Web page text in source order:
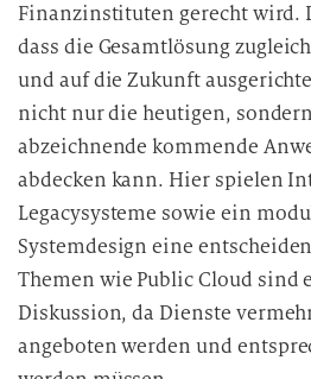
Finanzinstituten gerecht wird.
dass die Gesamtlösung
und auf die Zukunft
nicht nur die heutigen,
abzeichnende kommende
abdecken kann. Hier spielen
Legacysysteme sowie ein
Systemdesign eine
Themen wie Public Cloud sind
Diskussion, da Dienste
angeboten werden und